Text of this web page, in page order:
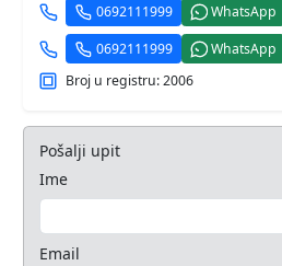
0692111999
WhatsApp
0692111999
WhatsApp
Broj u registru: 2006
Pošalji upit
Ime
Email